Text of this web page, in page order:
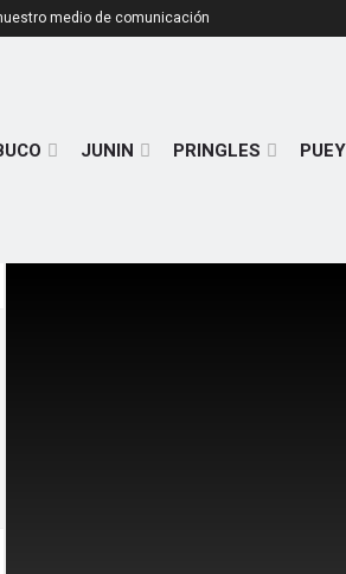
medio de comunicación
JUNIN PRINGLES